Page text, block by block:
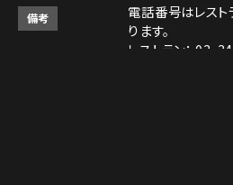
備考
電話番号はレスト
ります。
レストラン： 03-